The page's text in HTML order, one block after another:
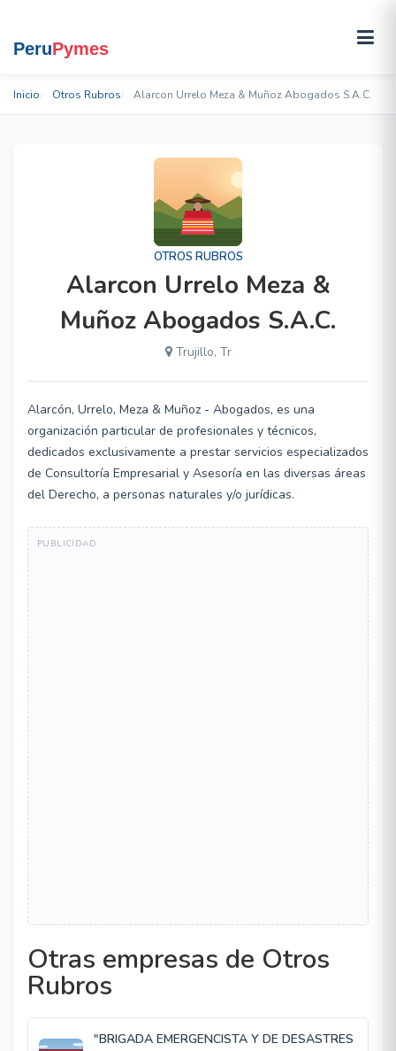
Inicio Otros Rubros Alarcon Urrelo Meza & Muñoz Abogados S.A.C.
OTROS RUBROS
Alarcon Urrelo Meza &
Muñoz Abogados S.A.C.
Trujillo, Tr
Alarcón, Urrelo, Meza & Muñoz - Abogados, es una
organización particular de profesionales y técnicos,
dedicados exclusivamente a prestar servicios especializados
de Consultoría Empresarial y Asesoría en las diversas áreas
del Derecho, a personas naturales y/o jurídicas.
Otras empresas de Otros
Rubros
"BRIGADA EMERGENCISTA Y DE DESASTRES